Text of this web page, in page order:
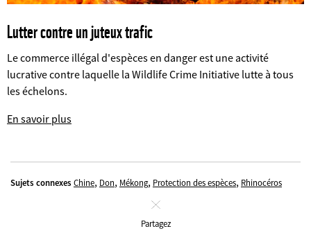
Lutter contre un juteux trafic
Le commerce illégal d'espèces en danger est une activité
lucrative contre laquelle la Wildlife Crime Initiative lutte à tous
les échelons.
En savoir plus
Sujets connexes Chine, Don, Mékong, Protection des espèces, Rhinocéros
Fermer
Partagez